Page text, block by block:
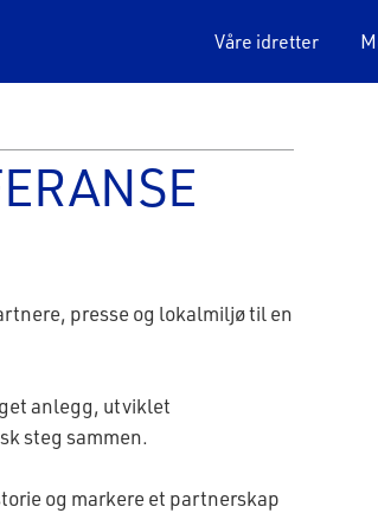
Våre idretter
presse og lokalmiljø til en
anlegg, utviklet
steg sammen.
og markere et partnerskap